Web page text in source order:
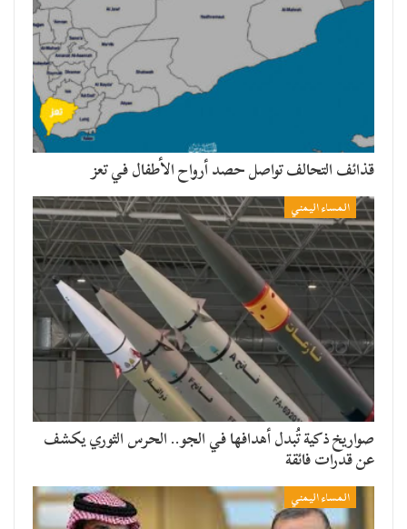
قذائف التحالف تواصل حصد أرواح الأطفال في تعز
المساء اليمني
صواريخ ذكية تُبدل أهدافها في الجو.. الحرس الثوري يكشف
عن قدرات فائقة
المساء اليمني